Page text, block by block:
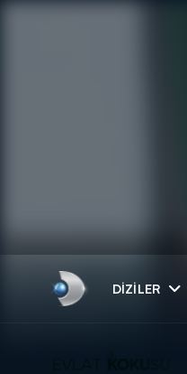
DIZILER